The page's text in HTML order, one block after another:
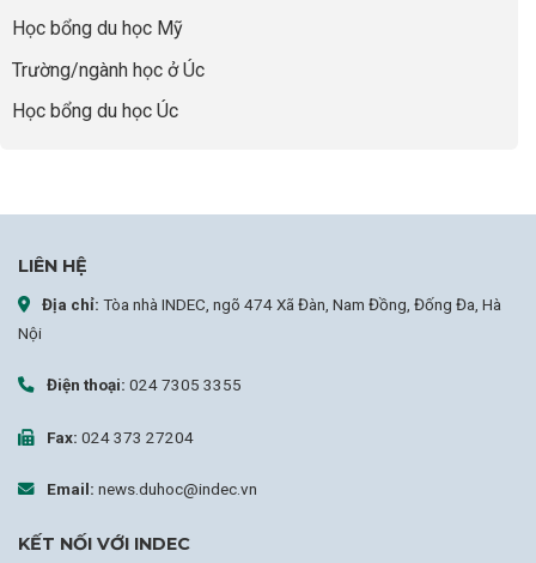
sự
Học bổng du học Mỹ
Trường/ngành học ở Úc
Học bổng du học Úc
LIÊN HỆ
Địa chỉ: Tòa nhà INDEC, ngõ 474 Xã Đàn, Nam Đồng, Đống Đa, Hà
Nội
Điện thoại: 024 7305 3355
Fax: 024 373 27204
Email: news.duhoc@indec.vn
KẾT NỐI VỚI INDEC